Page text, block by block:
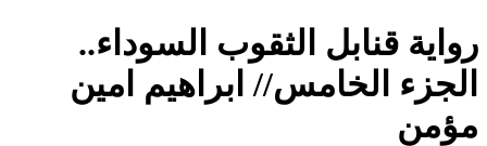
رواية قنابل الثقوب السوداء..
الجزء الخامس// ابراهيم امين
مؤمن